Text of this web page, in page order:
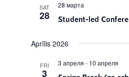
SAT
28 Student-led
28 марта
Aprīlis 2026
FRI
3
3 апреля - 10 апреля